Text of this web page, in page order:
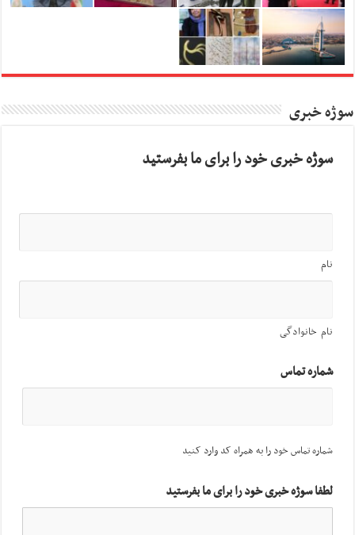
سوژه خبری
سوژه خبری خود را برای ما بفرستید
نام
نام خانوادگی
شماره تماس
شماره تماس خود را به همراه کد وارد کنید
لطفا سوژه خبری خود را برای ما بفرستید